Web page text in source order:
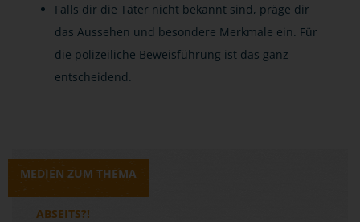
Falls dir die Täter nicht bekannt sind, präge dir
das Aussehen und besondere Merkmale ein. Für
die polizeiliche Beweisführung ist das ganz
entscheidend.
MEDIEN ZUM THEMA
ABSEITS?!